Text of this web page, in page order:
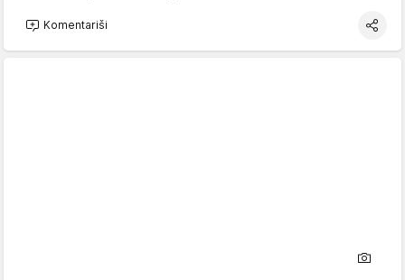
Komentariši